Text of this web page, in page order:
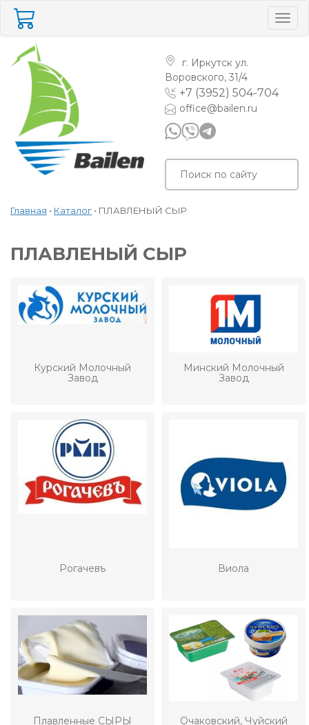
г. Иркутск ул.
Воровского, 31/4
+7 (3952) 504-704
office@bailen.ru
Главная • Каталог • ПЛАВЛЕНЫЙ СЫР
ПЛАВЛЕНЫЙ СЫР
Курский Молочный
Завод
Минский Молочный
Завод
Рогачевъ Виола
Плавленные СЫРЫ Очаковский, Чуйский